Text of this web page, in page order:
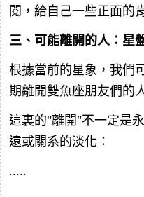
閱，給自己一些正面的
三、可能離開的人：星
根據當前的星象，我們
期離開雙魚座朋友們的
這裏的"離開"不一定是
遠或關系的淡化：
.....